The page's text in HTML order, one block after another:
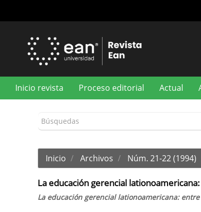
principal
Inicio revista Proceso editorial Actual
Inicio Archivos Núm. 21-22 (1994)
La educación gerencial
La educación gerencial lationoamericana: